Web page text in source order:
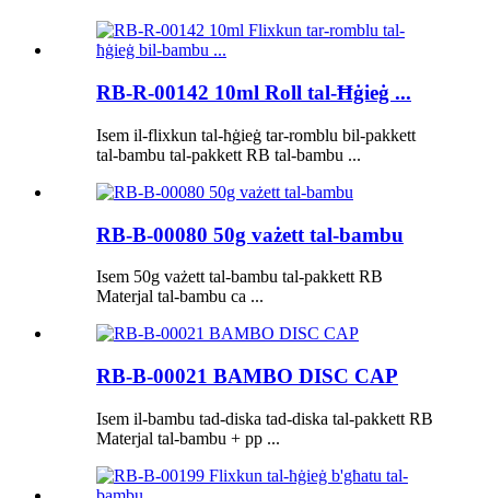
RB-R-00142 10ml Roll tal-Ħġieġ ...
Isem il-flixkun tal-ħġieġ tar-romblu bil-pakkett
tal-bambu tal-pakkett RB tal-bambu ...
RB-B-00080 50g vażett tal-bambu
Isem 50g vażett tal-bambu tal-pakkett RB
Materjal tal-bambu ca ...
RB-B-00021 BAMBO DISC CAP
Isem il-bambu tad-diska tad-diska tal-pakkett RB
Materjal tal-bambu + pp ...